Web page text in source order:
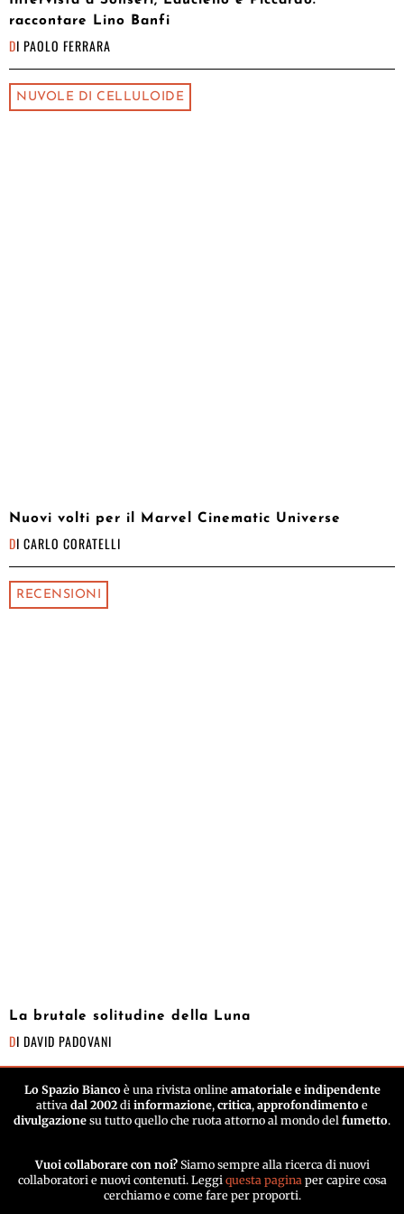
raccontare Lino Banfi
DI PAOLO FERRARA
NUVOLE DI CELLULOIDE
Nuovi volti per il Marvel Cinematic Universe
DI CARLO CORATELLI
RECENSIONI
La brutale solitudine della Luna
DI DAVID PADOVANI
Lo Spazio Biancoè una rivista online amatoriale e indipendente
attiva dal 2002 di informazione, critica, approfondimento e
divulgazione su tutto quello che ruota attorno al mondo del fumetto.
Vuoi collaborare con noi? Siamo sempre alla ricerca di nuovi
collaboratori e nuovi contenuti. Leggi questa pagina per capire cosa
cerchiamo e come fare per proporti.